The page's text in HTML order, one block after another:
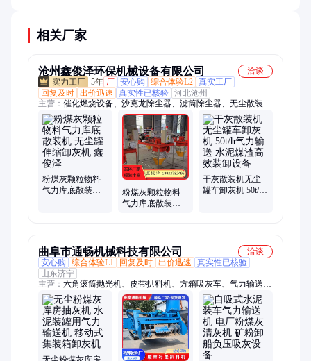
相关厂家
沧州鑫俊泽环保机械设备有限公司
洽谈
5年 厂 安心购 综合体验L2 真实工厂
回复及时 出价迅速 真实性已核验 河北沧州
主营： 催化燃烧设备、沙克龙除尘器、滤筒除尘器、无尘散装
机、布袋除尘器、斗式提升机、仓顶除尘器、脱硫塔、塑烧板除
尘器、电捕焦油器、pp喷淋塔、湿式静电除尘器、活性炭吸附
箱、静电除油装置、按需定做、卧式酸雾净化塔、在线监测设
备、气旋混动喷淋塔、粉尘加湿机、打磨除尘工作台、除尘滤
芯、螺旋输送机、喷漆房、水帘柜
粉煤灰颗粒物料
气力库底散装机
粉煤灰颗粒物料
气力库底散装机
干灰散装机无尘
罐车卸灰机 50t/h
曲阜市通畅机械科技有限公司
洽谈
安心购
综合体验L1 回复及时 出价迅速
真实性已核验
山东济宁
主营： 六角滚筒抛光机、皮带扒料机、方箱吸灰车、气力输送
机、集装箱卸车机、螺旋自卸机、皮带输送机、大型吸粮机、地
瓜切片机